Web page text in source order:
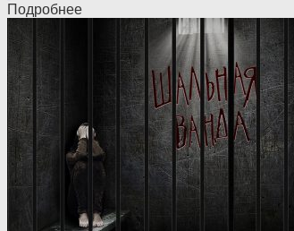
Подробнее